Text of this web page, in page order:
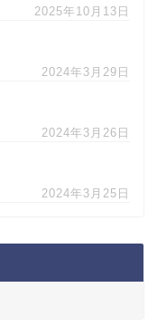
2025年10月13日
2024年3月29日
2024年3月26日
2024年3月25日